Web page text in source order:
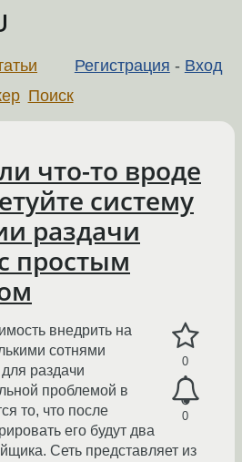
Регистрация - Вход
Поиск
что-то вроде
систему
раздачи
простым
0
0
внедрить на
сотнями
раздачи
проблемой в
то, что после
его будут два
Сеть представляет из